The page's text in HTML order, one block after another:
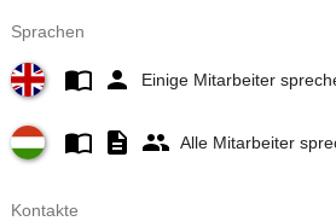
Sprachen
Einige Mitarbeiter
Alle Mitarbeiter
Kontakte